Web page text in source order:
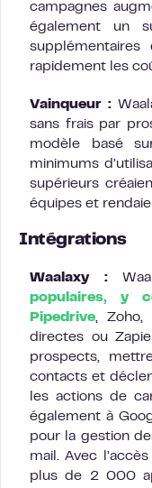
campagnes
également un
rapidement les
Vainqueur :
sans frais par
modèle basé
minimums
supérieurs
équipes et
Intégrations
Waalaxy :
populaires, y
Pipedrive, Zoho,
directes ou
prospects,
contacts et
les actions de
également à
pour la gestion
mail. Avec
plus de 2 000